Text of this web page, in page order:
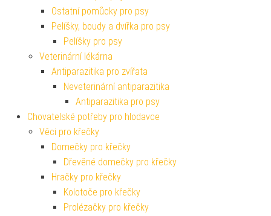
Ostatní pomůcky pro psy
Pelíšky, boudy a dvířka pro psy
Pelíšky pro psy
Veterinární lékárna
Antiparazitika pro zvířata
Neveterinární antiparazitika
Antiparazitika pro psy
Chovatelské potřeby pro hlodavce
Věci pro křečky
Domečky pro křečky
Dřevěné domečky pro křečky
Hračky pro křečky
Kolotoče pro křečky
Prolézačky pro křečky